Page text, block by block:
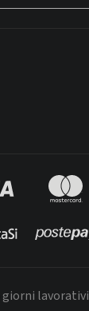
giorni lavorativi